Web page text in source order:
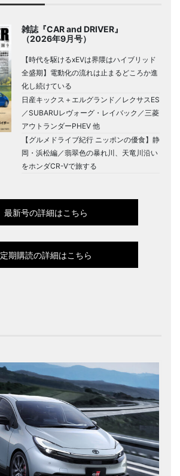
雑誌『CAR and DRIVER』
（2026年9月号）
【時代を駆けるxEVは界隈はハイブリッド
全盛期】電動化の流れは止まるどころか進
化し続けている
日産キックス＋エルグランド／レクサスES
／SUBARUレヴォーグ・レイバック／三菱
アウトランダーPHEV 他
【グルメドライブ紀行 ニッポンの優食】静
岡・浜松編／翡翠色の暴れ川、天竜川沿い
をホンダCR-Vで旅する
最新号の詳細はこちら
定期購読の詳細はこちら